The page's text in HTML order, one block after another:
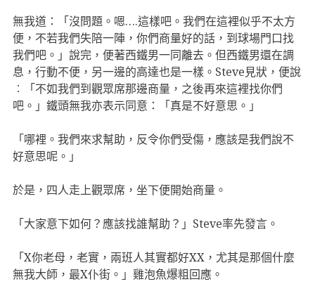
無我道：「沒問題。嗯….這樣吧。我們在這裡似乎不太方
便，不若我們失陪一陣，你們商量好的話，到球場門口找
我們吧。」說完，便著西鐵男一同離去。但西鐵男還在調
息，行動不便，另一邊的高達也是一樣。Steve見狀，便說
︰「不如我們到觀眾席那邊商量，之後再來這裡找你們
吧。」鐵頭無我亦表示同意：「真是不好意思。」
「哪裡。我們來求幫助，反令你們受傷，應該是我們說不
好意思呢。」
於是，四人走上觀眾席，坐下便開始商量。
「大家意下如何？應該找誰幫助？」Steve率先發言。
「X你老母，老實，兩班人其實都好XX，尤其是那個什麼
無我大師，最X仆街。」雞泡魚爆粗回應。